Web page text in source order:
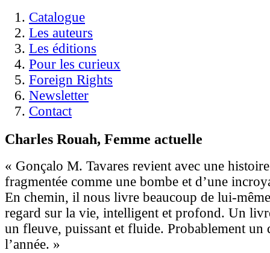
Catalogue
Les auteurs
Les éditions
Pour les curieux
Foreign Rights
Newsletter
Contact
Charles Rouah, Femme actuelle
« Gonçalo M. Tavares revient avec une
fragmentée comme une bombe et d’une
En chemin, il nous livre beaucoup de lui-
regard sur la vie, intelligent et profond. Un
un fleuve, puissant et fluide. Probablement un
l’année. »